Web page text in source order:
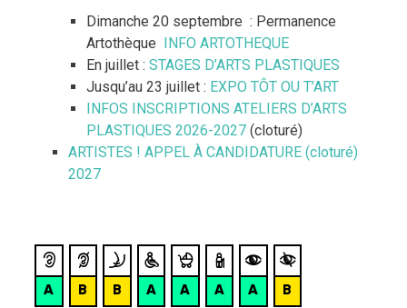
Dimanche 20 septembre : Permanence
Artothèque INFO ARTOTHEQUE
En juillet : STAGES D’ARTS PLASTIQUES
Jusqu’au 23 juillet : EXPO TÔT OU T’ART
INFOS INSCRIPTIONS ATELIERS D’ARTS
PLASTIQUES 2026-2027 (cloturé)
ARTISTES ! APPEL À CANDIDATURE (cloturé)
2027